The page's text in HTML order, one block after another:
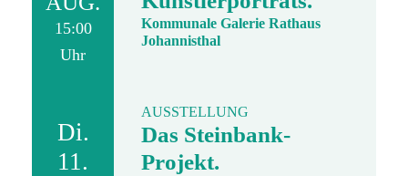
15:00
Uhr
Kommunale Galerie Rathaus
Johannisthal
Di.
11.
AUSSTELLUNG
Das Steinbank-
Projekt.